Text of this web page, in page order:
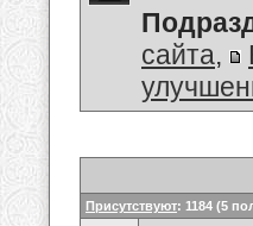
сайта,
Присутствуют: 1184 (5